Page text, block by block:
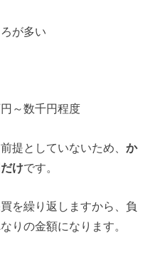
が多い
～数千円程度
提としていないため、か
けです。
を繰り返しますから、負
りの金額になります。